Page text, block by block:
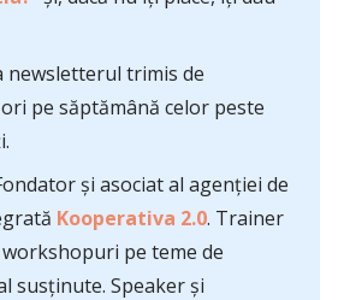
newsletterul trimis de
pe săptămână celor peste
și asociat al agenției de
Kooperativa 2.0. Trainer
pe teme de
susținute. Speaker și